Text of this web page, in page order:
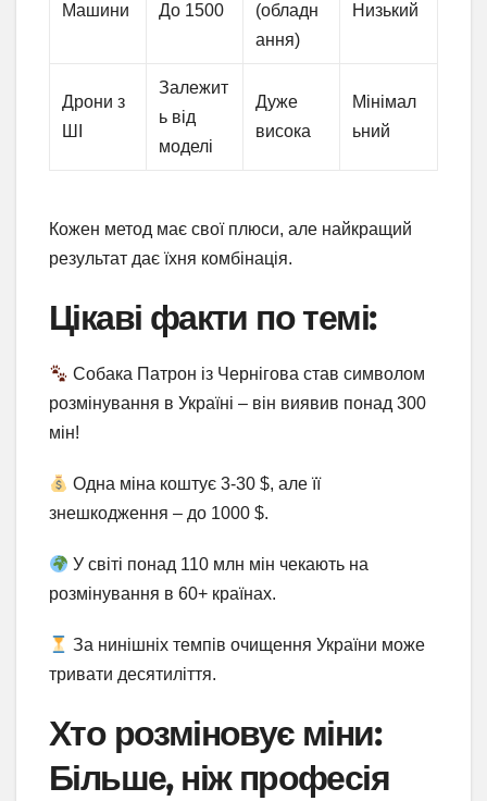
Машини До 1500
(обладн
ання)
Низький
Дрони з
ШІ
Залежит
ь від
моделі
Дуже
висока
Мінімал
ьний
Кожен метод має свої плюси, але найкращий
результат дає їхня комбінація.
Цікаві факти по темі:
Собака Патрон із Чернігова став символом
розмінування в Україні – він виявив понад 300
мін!
Одна міна коштує 3-30 $, але її
знешкодження – до 1000 $.
У світі понад 110 млн мін чекають на
розмінування в 60+ країнах.
За нинішніх темпів очищення України може
тривати десятиліття.
Хто розміновує міни:
Більше, ніж професія